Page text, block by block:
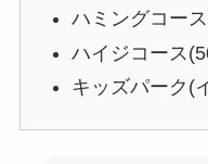
ハミングコー
ハイジコース
キッズパーク(